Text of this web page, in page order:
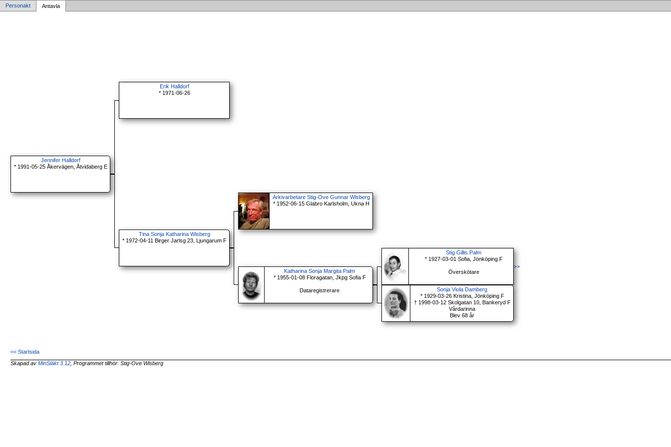
Personakt Antavla
Jennifer Halldorf
* 1991-05-25 Åkervägen, Åtvidaberg E
Erik Halldorf
* 1971-06-26
Tina Sonja Katharina Wisberg
* 1972-04-11 Birger Jarlsg 23, Ljungarum F
Arkivarbetare Stig-Ove Gunnar Wisberg
* 1952-06-15 Glabro Karlsholm, Ukna H
Katharina Sonja Margita Palm
* 1955-01-08 Floragatan, Jkpg Sofia F
Dataregistrerare
Stig Gillis Palm
* 1927-03-01 Sofia, Jönköping F
Överskötare
>>
Sonja Viola Damberg
* 1929-03-26 Kristina, Jönköping F
† 1998-03-12 Skolgatan 10, Bankeryd F
Vårdarinna
Blev 68 år
<< Startsida
Skapad avMinSläkt 3.12 , Programmet tillhör: Stig-Ove Wisberg